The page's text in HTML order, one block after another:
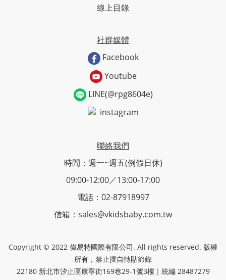
線上目錄
社群媒體
Facebook
Youtube
LINE(@rpg8604e)
instagram
聯絡我們
時間：週一~週五(例假日休)
09:00-12:00／13:00-17:00
電話：02-87918997
信箱：sales@vkidsbaby.com.tw
Copyright © 2022 偉易特國際有限公司. All rights reserved. 版權
所有，禁止擅自轉貼節錄
22180 新北市汐止區康寧街169巷29-1號3樓｜統編 28487279